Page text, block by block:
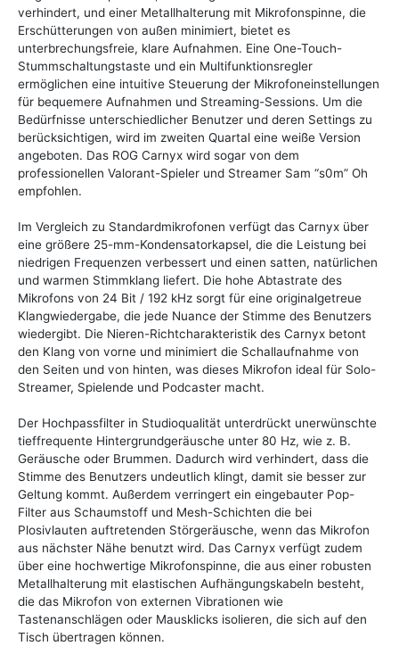
verhindert, und einer Metallhalterung mit Mikrofonspinne, die
Erschütterungen von außen minimiert, bietet es
unterbrechungsfreie, klare Aufnahmen. Eine One-Touch-
Stummschaltungstaste und ein Multifunktionsregler
ermöglichen eine intuitive Steuerung der Mikrofoneinstellungen
für bequemere Aufnahmen und Streaming-Sessions. Um die
Bedürfnisse unterschiedlicher Benutzer und deren Settings zu
berücksichtigen, wird im zweiten Quartal eine weiße Version
angeboten. Das ROG Carnyx wird sogar von dem
professionellen Valorant-Spieler und Streamer Sam “s0m” Oh
empfohlen.
Im Vergleich zu Standardmikrofonen verfügt das Carnyx über
eine größere 25-mm-Kondensatorkapsel, die die Leistung bei
niedrigen Frequenzen verbessert und einen satten, natürlichen
und warmen Stimmklang liefert. Die hohe Abtastrate des
Mikrofons von 24 Bit / 192 kHz sorgt für eine originalgetreue
Klangwiedergabe, die jede Nuance der Stimme des Benutzers
wiedergibt. Die Nieren-Richtcharakteristik des Carnyx betont
den Klang von vorne und minimiert die Schallaufnahme von
den Seiten und von hinten, was dieses Mikrofon ideal für Solo-
Streamer, Spielende und Podcaster macht.
Der Hochpassfilter in Studioqualität unterdrückt unerwünschte
tieffrequente Hintergrundgeräusche unter 80 Hz, wie z. B.
Geräusche oder Brummen. Dadurch wird verhindert, dass die
Stimme des Benutzers undeutlich klingt, damit sie besser zur
Geltung kommt. Außerdem verringert ein eingebauter Pop-
Filter aus Schaumstoff und Mesh-Schichten die bei
Plosivlauten auftretenden Störgeräusche, wenn das Mikrofon
aus nächster Nähe benutzt wird. Das Carnyx verfügt zudem
über eine hochwertige Mikrofonspinne, die aus einer robusten
Metallhalterung mit elastischen Aufhängungskabeln besteht,
die das Mikrofon von externen Vibrationen wie
Tastenanschlägen oder Mausklicks isolieren, die sich auf den
Tisch übertragen können.